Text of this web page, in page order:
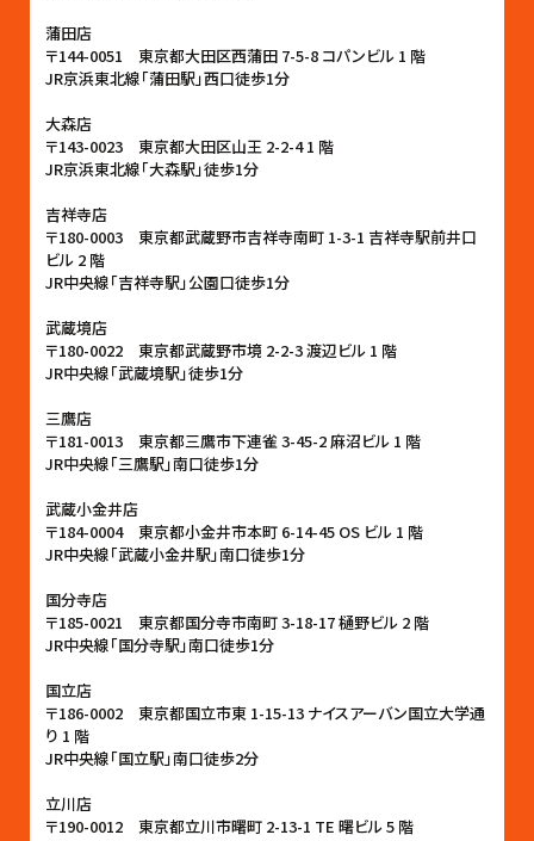
蒲田店
〒144-0051 東京都大田区西蒲田 7-5-8 コパンビル 1 階
JR京浜東北線「蒲田駅」西口徒歩1分
大森店
〒143-0023 東京都大田区山王 2-2-4 1 階
JR京浜東北線「大森駅」徒歩1分
吉祥寺店
〒180-0003 東京都武蔵野市吉祥寺南町 1-3-1 吉祥寺駅前井口
ビル 2 階
JR中央線「吉祥寺駅」公園口徒歩1分
武蔵境店
〒180-0022 東京都武蔵野市境 2-2-3 渡辺ビル 1 階
JR中央線「武蔵境駅」徒歩1分
三鷹店
〒181-0013 東京都三鷹市下連雀 3-45-2 麻沼ビル 1 階
JR中央線「三鷹駅」南口徒歩1分
武蔵小金井店
〒184-0004 東京都小金井市本町 6-14-45 OS ビル 1 階
JR中央線「武蔵小金井駅」南口徒歩1分
国分寺店
〒185-0021 東京都国分寺市南町 3-18-17 樋野ビル 2 階
JR中央線「国分寺駅」南口徒歩1分
国立店
〒186-0002 東京都国立市東 1-15-13 ナイスアーバン国立大学通
り 1 階
JR中央線「国立駅」南口徒歩2分
立川店
〒190-0012 東京都立川市曙町 2-13-1 TE 曙ビル 5 階